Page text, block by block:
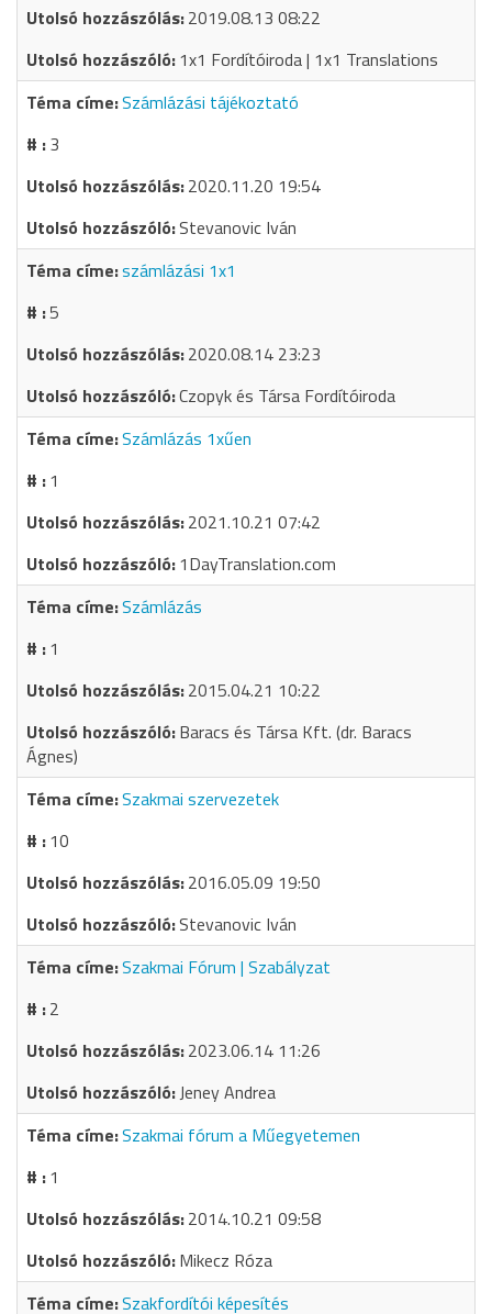
2019.08.13 08:22
1x1 Fordítóiroda | 1x1 Translations
Számlázási tájékoztató
3
2020.11.20 19:54
Stevanovic Iván
számlázási 1x1
5
2020.08.14 23:23
Czopyk és Társa Fordítóiroda
Számlázás 1xűen
1
2021.10.21 07:42
1DayTranslation.com
Számlázás
1
2015.04.21 10:22
Baracs és Társa Kft. (dr. Baracs
Ágnes)
Szakmai szervezetek
10
2016.05.09 19:50
Stevanovic Iván
Szakmai Fórum | Szabályzat
2
2023.06.14 11:26
Jeney Andrea
Szakmai fórum a Műegyetemen
1
2014.10.21 09:58
Mikecz Róza
Szakfordítói képesítés